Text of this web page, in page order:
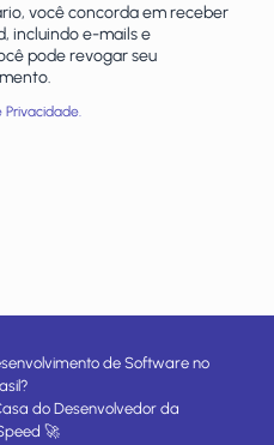
você concorda em receber
incluindo e-mails e
pode revogar seu
Privacidade.
de Software no
do Desenvolvedor da
🚀